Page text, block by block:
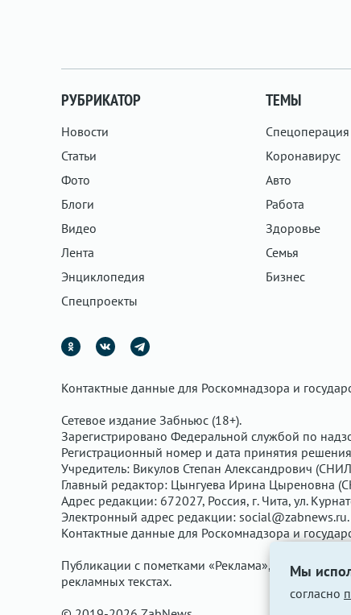
Мы
согласно
РУБРИКАТОР
Новости
Статьи
Фото
Блоги
Видео
Лента
Энциклопедия
Спецпроекты
ТЕМЫ
Спецоперация
Коронавирус
Авто
Работа
Здоровье
Семья
Бизнес
Контактные данные для Роскомнадзора и
Сетевое издание Забньюс (18+).
Зарегистрировано Федеральной службой по
Регистрационный номер и дата принятия
Учредитель: Викулов Степан Александрович
Главный редактор: Цынгуева Ирина Цыреновна
Адрес редакции: 672027, Россия, г. Чита, ул.
Электронный адрес редакции: social@zabnews.ru.
Контактные данные для Роскомнадзора и
Публикации с пометками «Реклама», «Выборы»
рекламных текстах.